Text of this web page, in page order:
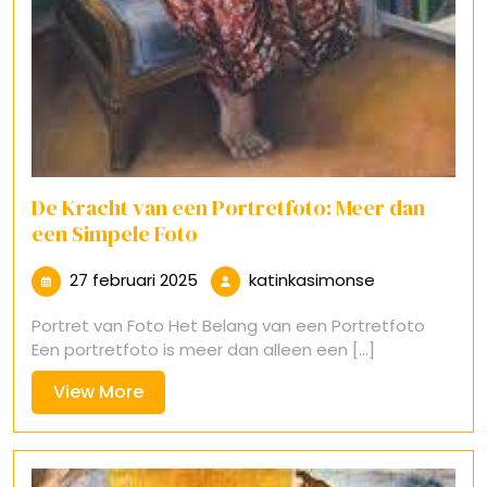
De Kracht van een Portretfoto: Meer dan
een Simpele Foto
27 februari 2025 27
februari
2025
katinkasimonse
Portret van Foto Het Belang van een Portretfoto
Een portretfoto is meer dan alleen een [...]
View MoreView
More